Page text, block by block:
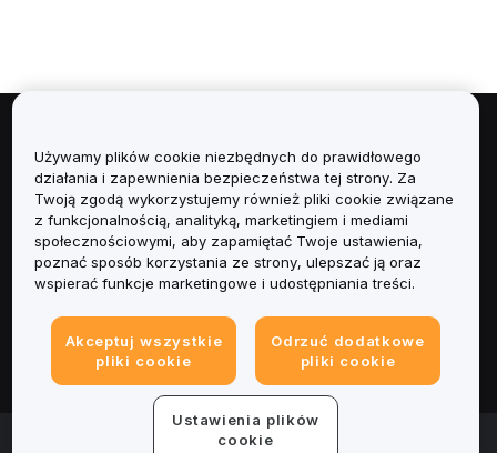
Informacje
Usługi
Obsługa Klienta
Informacje prawne
© 2025-2026 Bybit.eu. All rights reserved.
Używamy plików cookie niezbędnych do prawidłowego
działania i zapewnienia bezpieczeństwa tej strony. Za
Twoją zgodą wykorzystujemy również pliki cookie związane
z funkcjonalnością, analityką, marketingiem i mediami
społecznościowymi, aby zapamiętać Twoje ustawienia,
poznać sposób korzystania ze strony, ulepszać ją oraz
wspierać funkcje marketingowe i udostępniania treści.
Akceptuj wszystkie
pliki cookie
Odrzuć dodatkowe
pliki cookie
Ustawienia plików
cookie